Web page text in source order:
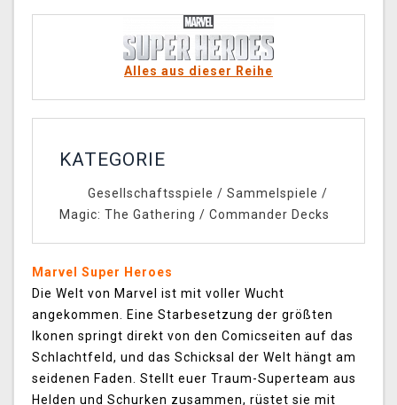
Alles aus dieser Reihe
KATEGORIE
Gesellschaftsspiele / Sammelspiele /
Magic: The Gathering / Commander Decks
Marvel Super Heroes
Die Welt von Marvel ist mit voller Wucht
angekommen. Eine Starbesetzung der größten
Ikonen springt direkt von den Comicseiten auf das
Schlachtfeld, und das Schicksal der Welt hängt am
seidenen Faden. Stellt euer Traum-Superteam aus
Helden und Schurken zusammen, rüstet sie mit